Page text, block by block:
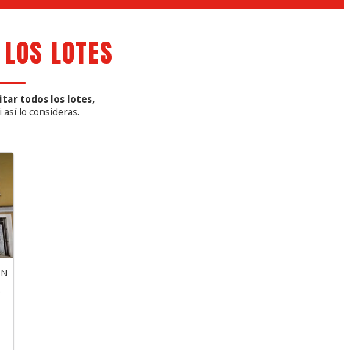
LOTES
todos los lotes,
lo consideras.